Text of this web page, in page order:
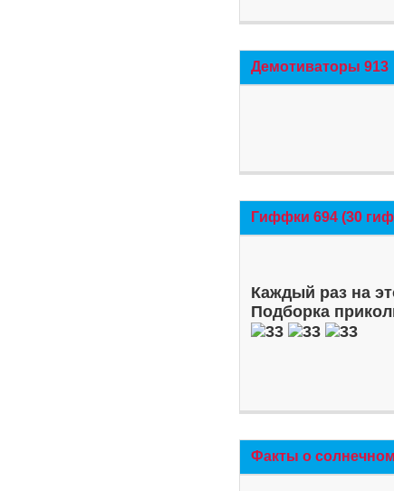
Демотиваторы 913
Гиффки 694 (30
Каждый раз на
Подборка
Факты о